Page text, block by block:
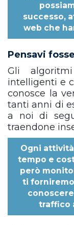
successo,
web che
Pensavi
Gli
intelligenti e
conosce la
tanti anni di
a noi di
traendone
Ogni
tempo e
però
ti
traffico